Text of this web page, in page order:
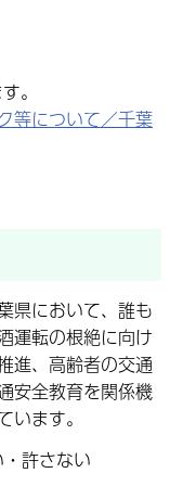
。
等について／千葉
県において、誰も
運転の根絶に向け
進、高齢者の交通
安全教育を関係機
ます。
許さない